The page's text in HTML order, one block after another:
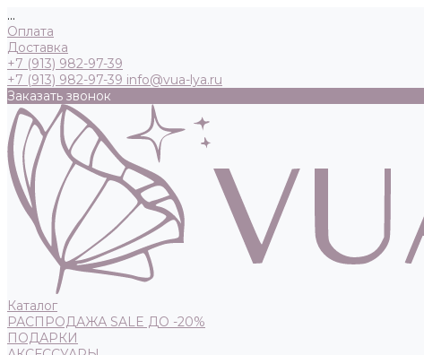
...
Оплата
Доставка
+7 (913) 982-97-39
+7 (913) 982-97-39 info@vua-lya.ru
Заказать звонок
Каталог
РАСПРОДАЖА SALE ДО -20%
ПОДАРКИ